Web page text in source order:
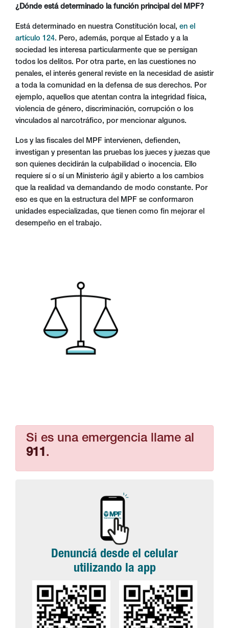
¿Dónde está determinado la función principal del MPF?
Está determinado en nuestra Constitución local, en el
artículo 124. Pero, además, porque al Estado y a la
sociedad les interesa particularmente que se persigan
todos los delitos. Por otra parte, en las cuestiones no
penales, el interés general reviste en la necesidad de asistir
a toda la comunidad en la defensa de sus derechos. Por
ejemplo, aquellos que atentan contra la integridad física,
violencia de género, discriminación, corrupción o los
vinculados al narcotráfico, por mencionar algunos.
Los y las fiscales del MPF intervienen, defienden,
investigan y presentan las pruebas los jueces y juezas que
son quienes decidirán la culpabilidad o inocencia. Ello
requiere sí o sí un Ministerio ágil y abierto a los cambios
que la realidad va demandando de modo constante. Por
eso es que en la estructura del MPF se conformaron
unidades especializadas, que tienen como fin mejorar el
desempeño en el trabajo.
Si es una emergencia llame al
911.
Denunciá desde el celular
utilizando la app